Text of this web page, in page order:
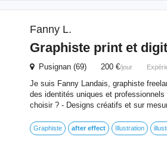
Fanny L.
Graphiste print et
Pusignan (69) 200 €/jour
Je suis Fanny Landais, graphiste
des identités uniques et
choisir ? - Designs créatifs et sur
Graphiste after effect Illustration